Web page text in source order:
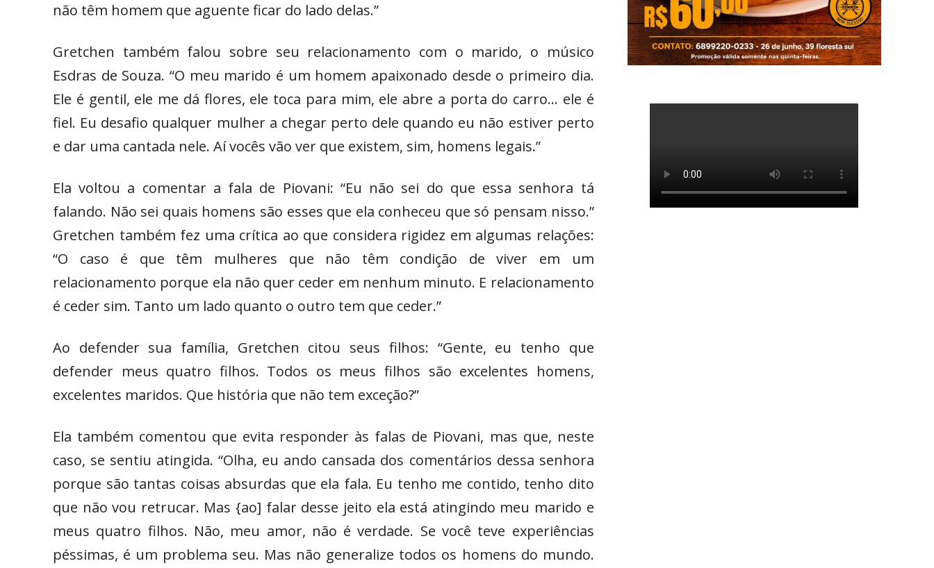
não têm homem que aguente ficar do lado delas.”
Gretchen também falou sobre seu relacionamento com o marido, o músico
Esdras de Souza. “O meu marido é um homem apaixonado desde o primeiro dia.
Ele é gentil, ele me dá flores, ele toca para mim, ele abre a porta do carro… ele é
fiel. Eu desafio qualquer mulher a chegar perto dele quando eu não estiver perto
e dar uma cantada nele. Aí vocês vão ver que existem, sim, homens legais.”
Ela voltou a comentar a fala de Piovani: “Eu não sei do que essa senhora tá
falando. Não sei quais homens são esses que ela conheceu que só pensam nisso.”
Gretchen também fez uma crítica ao que considera rigidez em algumas relações:
“O caso é que têm mulheres que não têm condição de viver em um
relacionamento porque ela não quer ceder em nenhum minuto. E relacionamento
é ceder sim. Tanto um lado quanto o outro tem que ceder.”
Ao defender sua família, Gretchen citou seus filhos: “Gente, eu tenho que
defender meus quatro filhos. Todos os meus filhos são excelentes homens,
excelentes maridos. Que história que não tem exceção?”
Ela também comentou que evita responder às falas de Piovani, mas que, neste
caso, se sentiu atingida. “Olha, eu ando cansada dos comentários dessa senhora
porque são tantas coisas absurdas que ela fala. Eu tenho me contido, tenho dito
que não vou retrucar. Mas {ao] falar desse jeito ela está atingindo meu marido e
meus quatro filhos. Não, meu amor, não é verdade. Se você teve experiências
péssimas, é um problema seu. Mas não generalize todos os homens do mundo.